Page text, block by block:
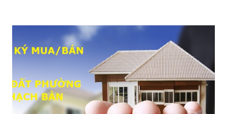
bán: 17,5 tỷ, có thương lượng với khách thiện chí mua nhanh;
THÔNG TIN TIỆN ÍCH XUNG QUANH MẢNH ĐẤT LÀM
KHO XƯỞNG TẠI PHỐ TƯ ĐÌNH CẦN BÁN: • Đất nằm trên
mặt ngõ phố Tư Đình, ngõ trước nhà rộng 8m, ngõ thông, ô
tô tránh nhau; • Cách mặt đường Cổ Linh khoảng 200m; •
Cách dự án Eco Smart City Cổ Linh khoảng 250m; • Gần dự